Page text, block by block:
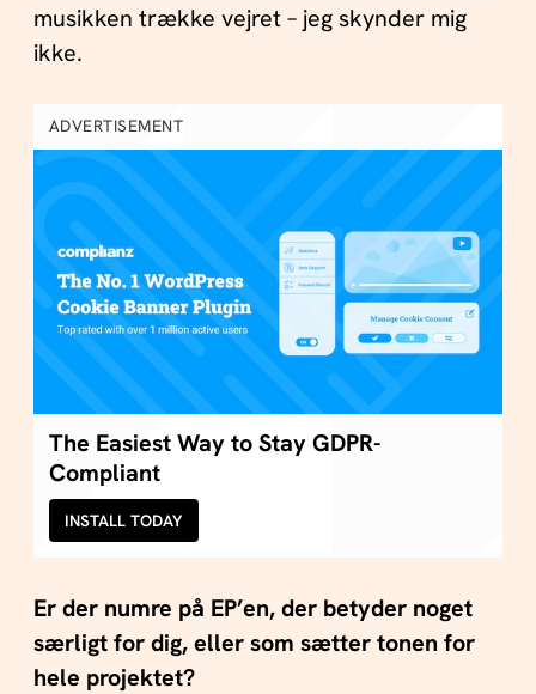
musikken trække vejret – jeg skynder mig
ikke.
ADVERTISEMENT
The Easiest Way to Stay GDPR-
Compliant
INSTALL TODAY
Er der numre på EP’en, der betyder noget
særligt for dig, eller som sætter tonen for
hele projektet?